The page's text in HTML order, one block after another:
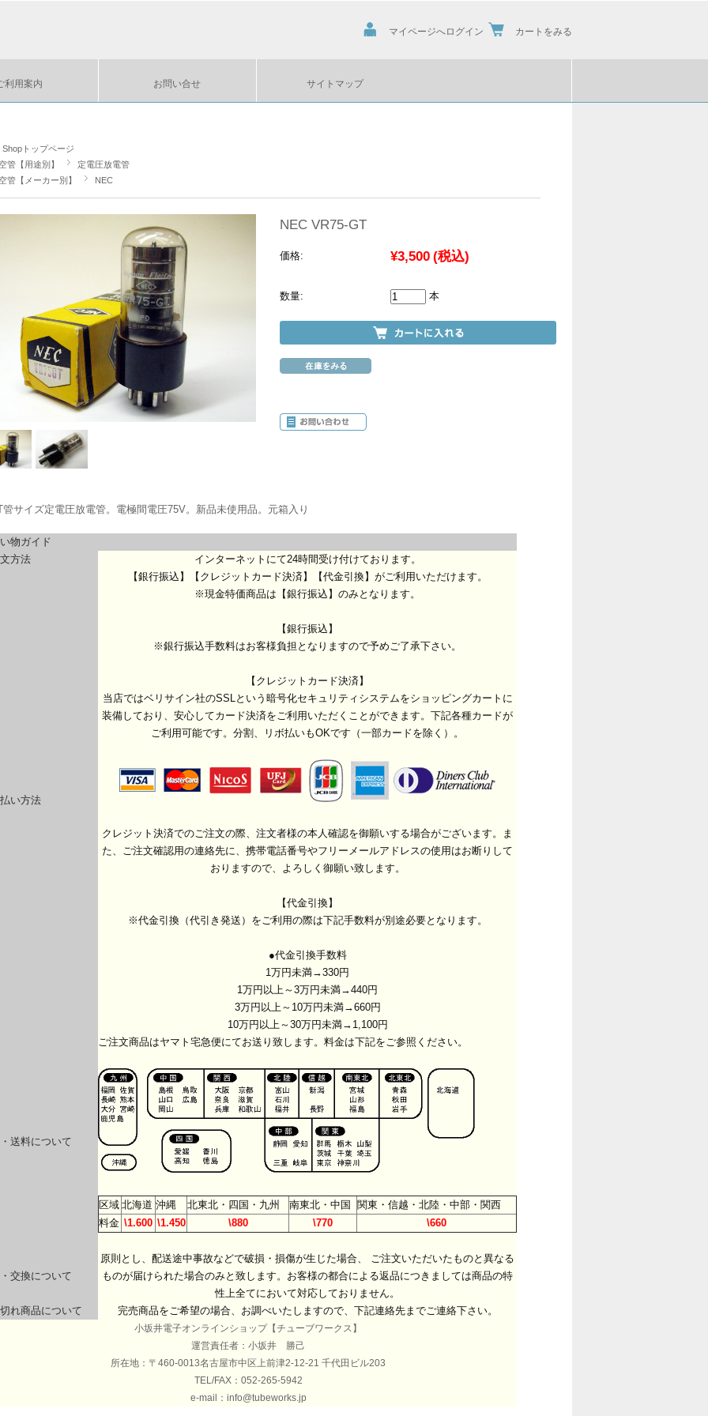
マイページへログイン カートをみる
利用案内 お問い合せ サイトマップ
Shopトップページ
管【用途別】
定電圧放電管
管【メーカー別】
NEC
NEC VR75-GT
価格: ¥3,500 (税込)
数量: 本
管サイズ定電圧放電管。電極間電圧75V。新品未使用品。元箱入り
物ガイド
方法
インターネットにて24時間受け付けております。
い方法
【銀行振込】【クレジットカード決済】【代金引換】がご利用いただけます。
※現金特価商品は【銀行振込】のみとなります。
【銀行振込】
※銀行振込手数料はお客様負担となりますので予めご了承下さい。
【クレジットカード決済】
当店ではベリサイン社のSSLという暗号化セキュリティシステムをショッピングカートに
装備しており、安心してカード決済をご利用いただくことができます。下記各種カードが
ご利用可能です。分割、リボ払いもOKです（一部カードを除く）。
クレジット決済でのご注文の際、注文者様の本人確認を御願いする場合がございます。ま
た、ご注文確認用の連絡先に、携帯電話番号やフリーメールアドレスの使用はお断りして
おりますので、よろしく御願い致します。
【代金引換】
※代金引換（代引き発送）をご利用の際は下記手数料が別途必要となります。
●代金引換手数料
1万円未満→330円
1万円以上～3万円未満→440円
3万円以上～10万円未満→660円
10万円以上～30万円未満→1,100円
送料について
ご注文商品はヤマト宅急便にてお送り致します。料金は下記をご参照ください。
区域 北海道 沖縄 北東北・四国・九州 南東北・中国 関東・信越・北陸・中部・関西
料金 \1.600 \1.450 \880 \770 \660
交換について
原則とし、配送途中事故などで破損・損傷が生じた場合、 ご注文いただいたものと異なる
ものが届けられた場合のみと致します。お客様の都合による返品につきましては商品の特
性上全てにおいて対応しておりません。
れ商品について
完売商品をご希望の場合、お調べいたしますので、下記連絡先までご連絡下さい。
小坂井電子オンラインショップ【チューブワークス】
運営責任者：小坂井 勝己
所在地：〒460-0013名古屋市中区上前津2-12-21 千代田ビル203
TEL/FAX：052-265-5942
e-mail：info@tubeworks.jp